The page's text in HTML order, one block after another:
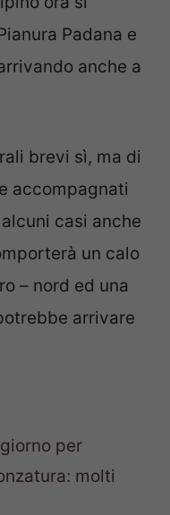
Padana e
anche a
brevi sì, ma di
accompagnati
casi anche
un calo
– nord ed una
arrivare
per
molti